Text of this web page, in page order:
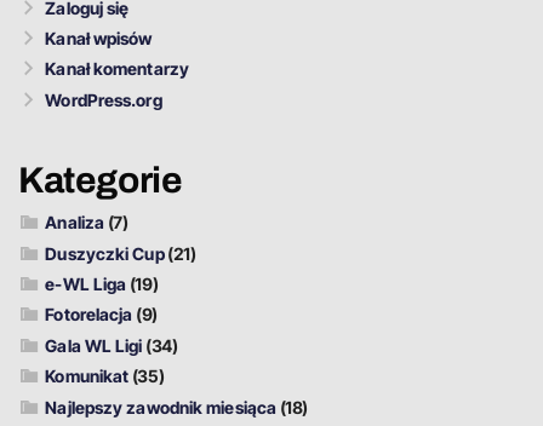
Zaloguj się
Kanał wpisów
Kanał komentarzy
WordPress.org
Kategorie
Analiza (7)
Duszyczki Cup(21)
e-WL Liga (19)
Fotorelacja (9)
Gala WL Ligi (34)
Komunikat (35)
Najlepszy zawodnik miesiąca (18)